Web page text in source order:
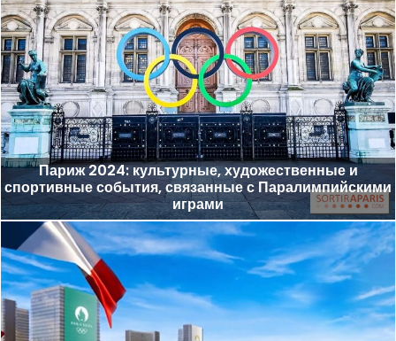
Париж 2024: культурные, художественные и
спортивные события, связанные с Паралимпийскими
играми